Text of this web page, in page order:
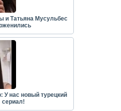
и Татьяна Мусульбес
У нас новый турецкий
сериал!